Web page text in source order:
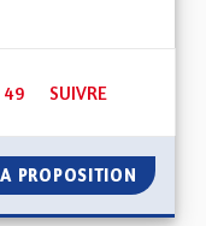
49 49 ABONNÉS
SUIVRE
PROPOSITION